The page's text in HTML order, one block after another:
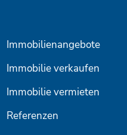
Immobilienangebote
Immobilie verkaufen
Immobilie vermieten
Referenzen